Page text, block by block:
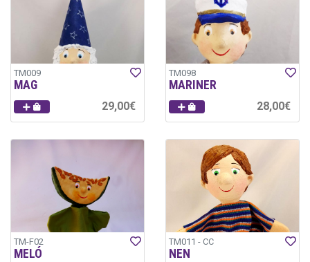
TM009
MAG
29,00€
TM098
MARINER
28,00€
TM-F02
MELÓ
TM011 - CC
NEN